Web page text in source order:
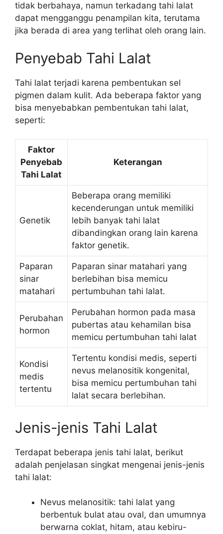
tidak berbahaya, namun terkadang tahi lalat
dapat mengganggu penampilan kita, terutama
jika berada di area yang terlihat oleh orang lain.
Penyebab Tahi Lalat
Tahi lalat terjadi karena pembentukan sel
pigmen dalam kulit. Ada beberapa faktor yang
bisa menyebabkan pembentukan tahi lalat,
seperti:
Faktor
Penyebab
Tahi Lalat
Keterangan
Genetik
Beberapa orang memiliki
kecenderungan untuk memiliki
lebih banyak tahi lalat
dibandingkan orang lain karena
faktor genetik.
Paparan
sinar
matahari
Paparan sinar matahari yang
berlebihan bisa memicu
pertumbuhan tahi lalat.
Perubahan
hormon
Perubahan hormon pada masa
pubertas atau kehamilan bisa
memicu pertumbuhan tahi lalat
Kondisi
medis
tertentu
Tertentu kondisi medis, seperti
nevus melanositik kongenital,
bisa memicu pertumbuhan tahi
lalat secara berlebihan.
Jenis-jenis Tahi Lalat
Terdapat beberapa jenis tahi lalat, berikut
adalah penjelasan singkat mengenai jenis-jenis
tahi lalat:
Nevus melanositik: tahi lalat yang
berbentuk bulat atau oval, dan umumnya
berwarna coklat, hitam, atau kebiru-